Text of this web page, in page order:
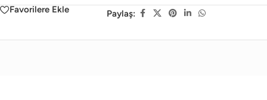
Favorilere Ekle
Paylaş: